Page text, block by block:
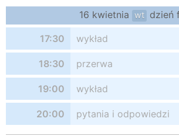
16 kwietnia wt dzień
17:30 wykład
18:30 przerwa
19:00 wykład
20:00 pytania i odpowiedzi